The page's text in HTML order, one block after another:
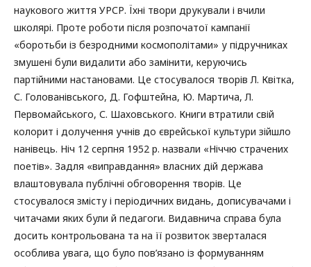
наукового життя УРСР. Їхні твори друкували і вчили
школярі. Проте роботи після розпочатої кампанії
«боротьби із безродними космополітами» у підручниках
змушені були видалити або замінити, керуючись
партійними настановами. Це стосувалося творів Л. Квітка,
С. Голованівського, Д. Гофштейна, Ю. Мартича, Л.
Первомайського, С. Шаховського. Книги втратили свій
колорит і долучення учнів до єврейської культури зійшло
нанівець. Ніч 12 серпня 1952 р. назвали «Ніччю страчених
поетів». Задля «виправдання» власних дій держава
влаштовувала публічні обговорення творів. Це
стосувалося змісту і періодичних видань, дописувачами і
читачами яких були й педагоги. Видавнича справа була
досить контрольована та на її розвиток зверталася
особлива увага, що було пов’язано із формуванням